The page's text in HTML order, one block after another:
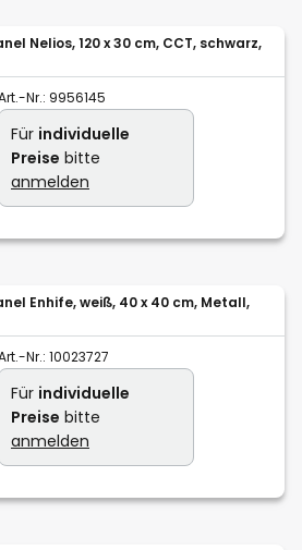
Nelios, 120 x 30 cm, CCT, schwarz,
Nr.: 9956145
Für individuelle
Preise bitte
anmelden
Enhife, weiß, 40 x 40 cm, Metall,
Nr.: 10023727
Für individuelle
Preise bitte
anmelden